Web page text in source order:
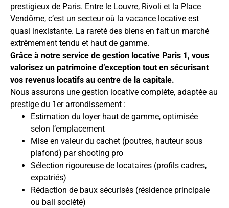
prestigieux de Paris. Entre le Louvre, Rivoli et la Place
Vendôme, c’est un secteur où la vacance locative est
quasi inexistante. La rareté des biens en fait un marché
extrêmement tendu et haut de gamme.
Grâce à notre service de gestion locative Paris 1, vous
valorisez un patrimoine d’exception tout en sécurisant
vos revenus locatifs au centre de la capitale.
Nous assurons une gestion locative complète, adaptée au
prestige du 1er arrondissement :
Estimation du loyer haut de gamme, optimisée
selon l’emplacement
Mise en valeur du cachet (poutres, hauteur sous
plafond) par shooting pro
Sélection rigoureuse de locataires (profils cadres,
expatriés)
Rédaction de baux sécurisés (résidence principale
ou bail société)